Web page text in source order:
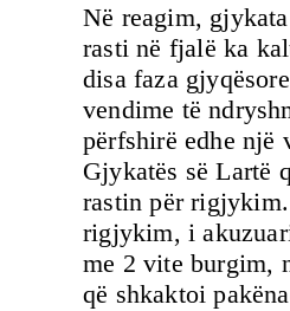
Në reagim,
rasti në fjalë ka
disa faza
vendime të
përfshirë edhe një
Gjykatës së Lartë
rastin për
rigjykim, i
me 2 vite burgim,
që shkaktoi